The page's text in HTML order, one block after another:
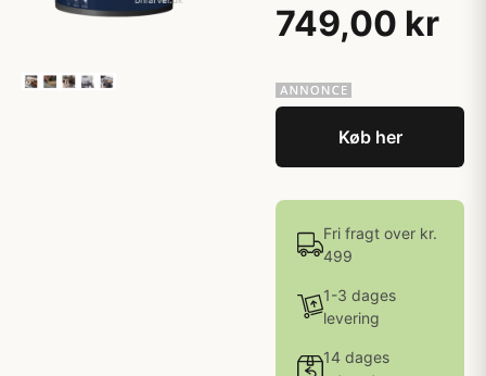
749,00 kr
Køb her
Fri fragt over kr.
499
1-3 dages
levering
14 dages